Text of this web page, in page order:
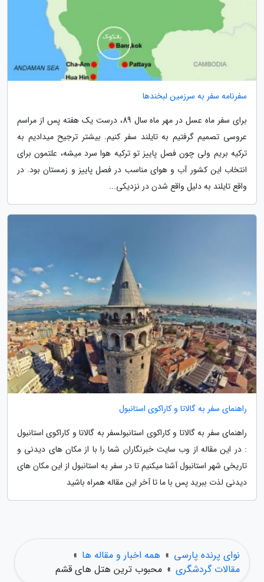
سفرنامه سفر به سرزمین لبخندها
برای سفر ماه عسل در مهر ماه سال 89، درست یک هفته پس از مراسم
عروسی تصمیم گرفتیم به تایلند سفر کنیم. بیشتر ترجیح میدادیم به
ترکیه بریم ولی چون فصل پاییز تو ترکیه هوا سرد میشه، علتمون برای
انتخاب این کشور آب و هوای مناسب در فصل پاییز و زمستان بود. در
واقع تایلند به دلیل واقع شدن در نزدیکی...
راهنمای سفر به گالاتا و کاراکوی استانبول
راهنمای سفر به گالاتا و کاراکوی استانبولسفر به گالاتا و کاراکوی استانبول
: در این مقاله از وب سایت خبرنگاران شما را با از مکان های دیدنی و
تاریخی شهر استانبول آشنا میکنیم تا در سفر به استانبول از این مکان های
دیدنی لذت ببرید پس با ما تا آخر این مقاله همراه باشید
نوای پرنده پارسی » همه اخبار و مقاله ها »
مقالات گردشگری » محبوب ترین هتل های قشم